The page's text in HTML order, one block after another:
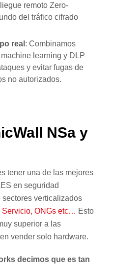
remoto Zero-
del tráfico cifrado
real : Combinamos
learning y DLP
y evitar fugas de
no autorizados.
NSa y
tener una de las mejores
en seguridad
verticalizados
Servicio, ONGs etc… Esto
superior a las
vender solo hardware.
decimos que es tan